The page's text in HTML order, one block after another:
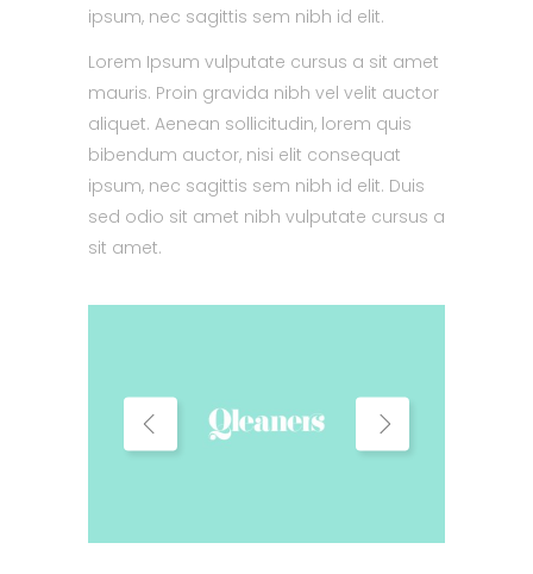
ipsum, nec sagittis sem nibh id elit.
Lorem Ipsum vulputate cursus a sit amet
mauris. Proin gravida nibh vel velit auctor
aliquet. Aenean sollicitudin, lorem quis
bibendum auctor, nisi elit consequat
ipsum, nec sagittis sem nibh id elit. Duis
sed odio sit amet nibh vulputate cursus a
sit amet.